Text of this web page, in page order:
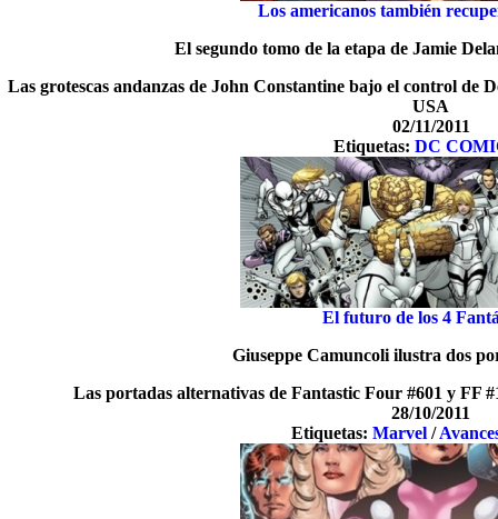
Los americanos también
El segundo tomo de la etapa de Jamie
Las grotescas andanzas de John Constantine bajo el control de
USA
02/11/2011
Etiquetas:DC
El futuro de los 4
Giuseppe Camuncoli ilustra dos
Las portadas alternativas de Fantastic Four #601 y FF
28/10/2011
Etiquetas: Marvel /